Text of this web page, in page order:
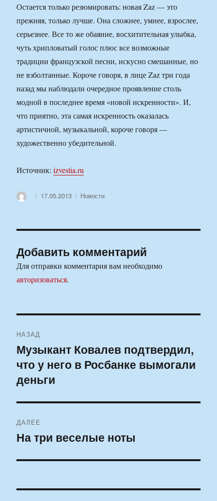
Остается только резюмировать: новая Zaz — это
прежняя, только лучше. Она сложнее, умнее, взрослее,
серьезнее. Все то же обаяние, восхитительная улыбка,
чуть хрипловатый голос плюс все возможные
традиции французской песни, искусно смешанные, но
не взболтанные. Короче говоря, в лице Zaz три года
назад мы наблюдали очередное проявление столь
модной в последнее время «новой искренности». И,
что приятно, эта самая искренность оказалась
артистичной, музыкальной, короче говоря —
художественно убедительной.
Источник:izvestia.ru
АвторОпубликовано
17.05.2013 Рубрики
Новости
Добавить комментарий
Для отправки комментария вам необходимо
авторизоваться.
по
записям
НАЗАД
Предыдущая
запись:
Музыкант Ковалев подтвердил,
что у него в Росбанке вымогали
деньги
ДАЛЕЕ
Следующая
На три веселые ноты